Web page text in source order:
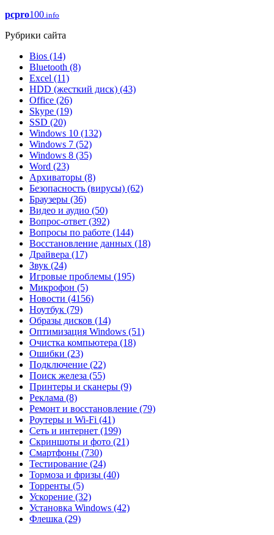
pcpro100 .info
Рубрики сайта
Bios (14)
Bluetooth (8)
Excel (11)
HDD (жесткий диск) (43)
Office (26)
Skype (19)
SSD (20)
Windows 10 (132)
Windows 7 (52)
Windows 8 (35)
Word (23)
Архиваторы (8)
Безопасность (вирусы) (62)
Браузеры (36)
Видео и аудио (50)
Вопрос-ответ (392)
Вопросы по работе (144)
Восстановление данных (18)
Драйвера (17)
Звук (24)
Игровые проблемы (195)
Микрофон (5)
Новости (4156)
Ноутбук (79)
Образы дисков (14)
Оптимизация Windows (51)
Очистка компьютера (18)
Ошибки (23)
Подключение (22)
Поиск железа (55)
Принтеры и сканеры (9)
Реклама (8)
Ремонт и восстановление (79)
Роутеры и Wi-Fi (41)
Сеть и интернет (199)
Скриншоты и фото (21)
Смартфоны (730)
Тестирование (24)
Тормоза и фризы (40)
Торренты (5)
Ускорение (32)
Установка Windows (42)
Флешка (29)